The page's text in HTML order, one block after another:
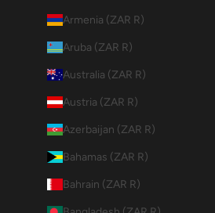
Armenia (ZAR R)
Aruba (ZAR R)
Australia (ZAR R)
Austria (ZAR R)
Azerbaijan (ZAR R)
Bahamas (ZAR R)
Bahrain (ZAR R)